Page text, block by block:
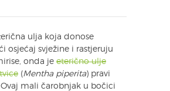
ulja koja donose
osjećaj svježine i rastjeruju
onda je eterično ulje
(Mentha piperita) pravi
Ovaj mali čarobnjak u bočici